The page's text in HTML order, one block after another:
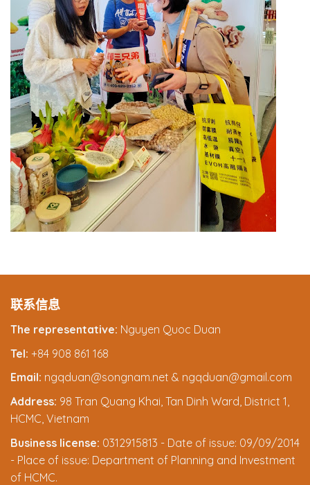
联系信息
The representative: Nguyen Quoc Duan
Tel: +84 908 861 168
Email: ngqduan@songnam.net & ngqduan@gmail.com
Address: 98 Tran Quang Khai, Tan Dinh Ward, District 1,
HCMC, Vietnam
Business license: 0312915813 - Date of issue: 09/09/2014
- Place of issue: Department of Planning and Investment
of HCMC.